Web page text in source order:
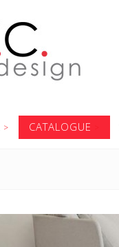
CATALOGUE